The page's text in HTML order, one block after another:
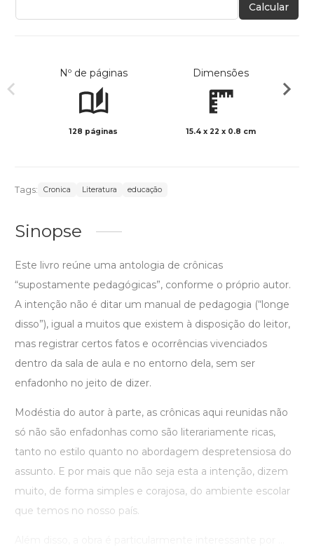
Calcular
Nº de páginas
128 páginas
Dimensões
15.4 x 22 x 0.8 cm
Tags: Cronica Literatura educação
Sinopse
Este livro reúne uma antologia de crônicas
“supostamente pedagógicas”, conforme o próprio autor.
A intenção não é ditar um manual de pedagogia (“longe
disso”), igual a muitos que existem à disposição do leitor,
mas registrar certos fatos e ocorrências vivenciados
dentro da sala de aula e no entorno dela, sem ser
enfadonho no jeito de dizer.
Modéstia do autor à parte, as crônicas aqui reunidas não
só não são enfadonhas como são literariamente ricas,
tanto no estilo quanto no abordagem despretensiosa do
assunto. E por mais que não seja esta a intenção, dizem
muito, de forma simples e corajosa, do ambiente escolar
que temos no nosso país.